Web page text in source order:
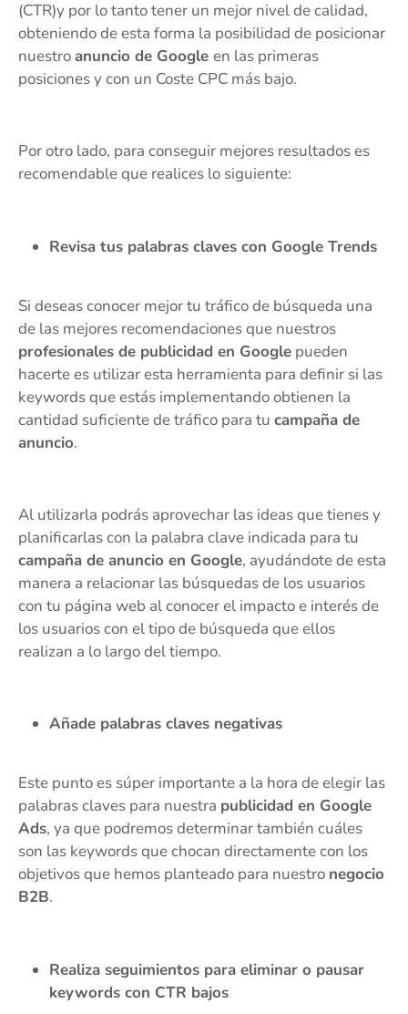
(CTR)y por lo tanto tener un mejor nivel de calidad,
obteniendo de esta forma la posibilidad de posicionar
nuestroanuncio de Google en las primeras
posiciones y con un Coste CPC más bajo.
Por otro lado, para conseguir mejores resultados es
recomendable que realices lo siguiente:
Revisa tus palabras claves con Google Trends
Si deseas conocer mejor tu tráfico de búsqueda una
de las mejores recomendaciones que nuestros
profesionales de publicidad en Google pueden
hacerte es utilizar esta herramienta para definir si las
keywords que estás implementando obtienen la
cantidad suficiente de tráfico para tu campaña de
anuncio.
Al utilizarla podrás aprovechar las ideas que tienes y
planificarlas con la palabra clave indicada para tu
campaña de anuncio en Google, ayudándote de esta
manera a relacionar las búsquedas de los usuarios
con tu página web al conocer el impacto e interés de
los usuarios con el tipo de búsqueda que ellos
realizan a lo largo del tiempo.
Añade palabras claves negativas
Este punto es súper importante a la hora de elegir las
palabras claves para nuestra publicidad en Google
Ads, ya que podremos determinar también cuáles
son las keywords que chocan directamente con los
objetivos que hemos planteado para nuestro negocio
B2B.
Realiza seguimientos para eliminar o pausar
keywords con CTR bajos